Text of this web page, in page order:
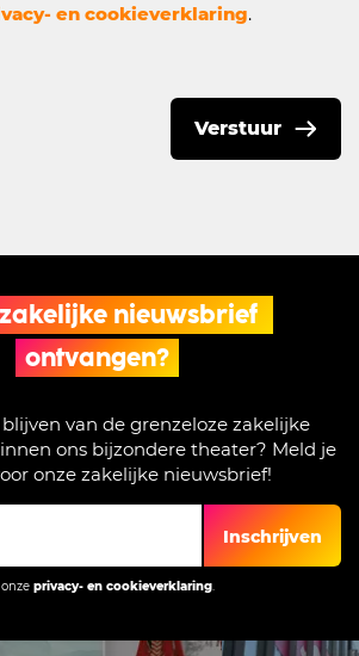
en cookieverklaring.
Verstuur
nieuwsbrief
ontvangen?
van de grenzeloze zakelijke
ons bijzondere theater? Meld je
onze zakelijke nieuwsbrief!
Inschrijven
privacy- en cookieverklaring.